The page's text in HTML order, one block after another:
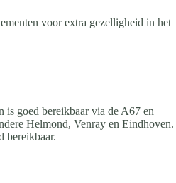
voor extra gezelligheid in het
goed bereikbaar via de A67 en
Helmond, Venray en Eindhoven.
bereikbaar.